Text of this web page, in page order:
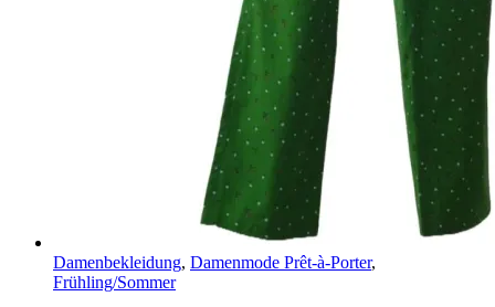
Damenbekleidung, Damenmode Prêt-à-Porter,
Frühling/Sommer